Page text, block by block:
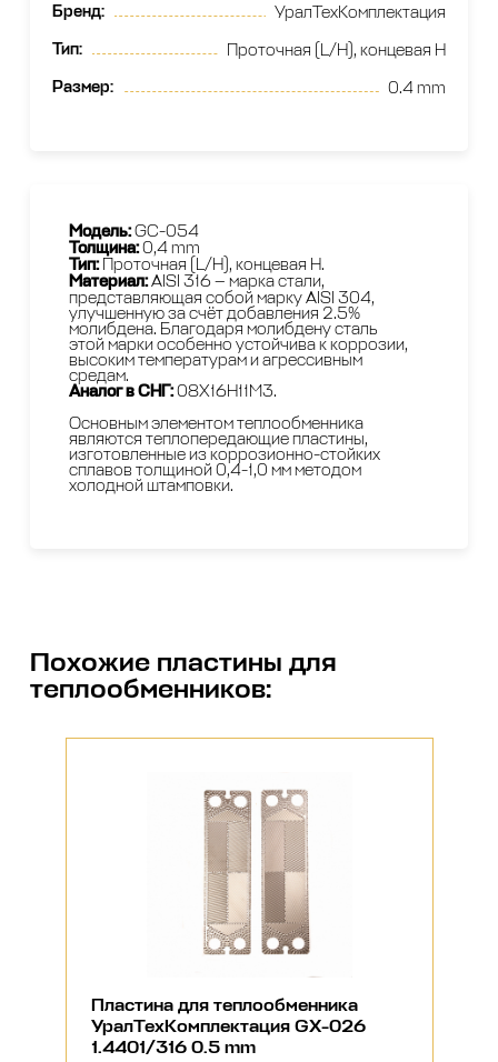
Бренд: УралТехКомплектация
Тип: Проточная (L/H), концевая H
Размер: 0.4 mm
Модель:GС-054
Толщина:0,4 mm
Тип:Проточная (L/H), концевая H.
Материал:AISI 316 — марка стали,
представляющая собой марку AISI 304,
улучшенную за счёт добавления 2.5%
молибдена. Благодаря молибдену сталь
этой марки особенно устойчива к коррозии,
высоким температурам и агрессивным
средам.
Аналог в СНГ:08Х16Н11М3.
Основным элементом теплообменника
являются теплопередающие пластины,
изготовленные из коррозионно-стойких
сплавов толщиной 0,4-1,0 мм методом
холодной штамповки.
Похожие пластины для
теплообменников:
Пластина для теплообменника
УралТехКомплектация GX-026
1.4401/316 0.5 mm